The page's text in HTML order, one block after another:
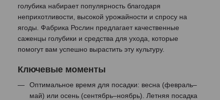
голубика набирает популярность благодаря
неприхотливости, высокой урожайности и спросу на
ягоды. Фабрика Рослин предлагает качественные
саженцы голубики и средства для ухода, которые
помогут вам успешно вырастить эту культуру.
Ключевые моменты
Оптимальное время для посадки: весна (февраль–
май) или осень (сентябрь–ноябрь). Летняя посадка